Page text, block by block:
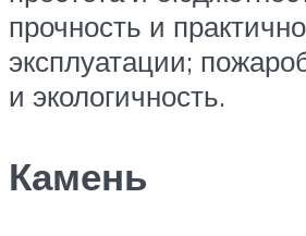
прочность и
эксплуатации;
и экологичность.
Камень